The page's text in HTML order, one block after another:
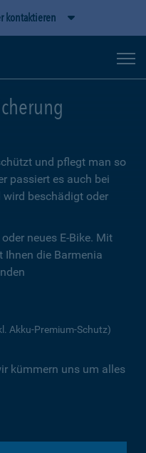
kontaktieren
und pflegt man so
passiert es auch bei
beschädigt oder
neues E-Bike. Mit
Ihnen die Barmenia
Akku-Premium-Schutz)
kümmern uns um alles